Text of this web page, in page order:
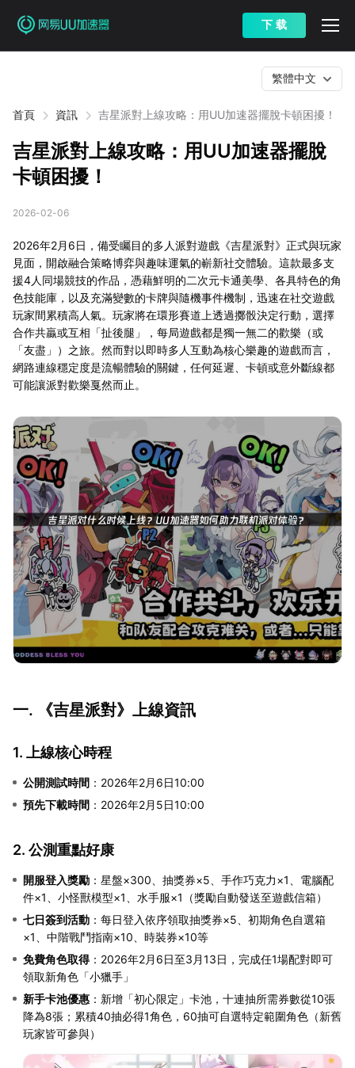
下 载
首頁 資訊 吉星派對上線攻略：用UU加速器擺脫卡頓困擾！
繁體中文
吉星派對上線攻略：用UU加速器擺脫
卡頓困擾！
2026-02-06
2026年2月6日，備受矚目的多人派對遊戲《吉星派對》正式與玩家
見面，開啟融合策略博弈與趣味運氣的嶄新社交體驗。這款最多支
援4人同場競技的作品，憑藉鮮明的二次元卡通美學、各具特色的角
色技能庫，以及充滿變數的卡牌與隨機事件機制，迅速在社交遊戲
玩家間累積高人氣。玩家將在環形賽道上透過擲骰決定行動，選擇
合作共贏或互相「扯後腿」，每局遊戲都是獨一無二的歡樂（或
「友盡」）之旅。然而對以即時多人互動為核心樂趣的遊戲而言，
網路連線穩定度是流暢體驗的關鍵，任何延遲、卡頓或意外斷線都
可能讓派對歡樂戛然而止。
一. 《吉星派對》上線資訊
1. 上線核心時程
公開測試時間 ：2026年2月6日10:00
預先下載時間 ：2026年2月5日10:00
2. 公測重點好康
開服登入獎勵 ：星盤×300、抽獎券×5、手作巧克力×1、電腦配
件×1、小怪獸模型×1、水手服×1（獎勵自動發送至遊戲信箱）
七日簽到活動 ：每日登入依序領取抽獎券×5、初期角色自選箱
×1、中階戰鬥指南×10、時裝券×10等
免費角色取得：2026年2月6日至3月13日，完成任1場配對即可
領取新角色「小獵手」
新手卡池優惠 ：新增「初心限定」卡池，十連抽所需券數從10張
降為8張；累積40抽必得1角色，60抽可自選特定範圍角色（新舊
玩家皆可參與）